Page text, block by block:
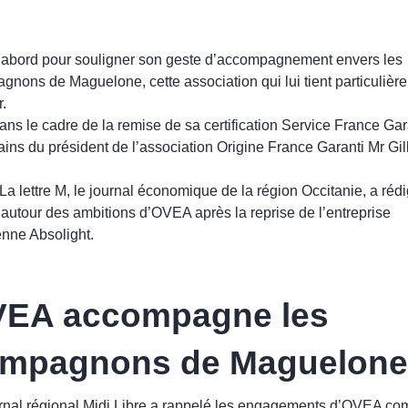
pour souligner son geste d’accompagnement envers les
de Maguelone, cette association qui lui tient
le cadre de la remise de sa certification Service France
du président de l’association Origine France Garanti Mr
lettre M, le journal économique de la région Occitanie, a
des ambitions d’OVEA après la reprise de l’entreprise
Absolight.
accompagne les
de Maguelone